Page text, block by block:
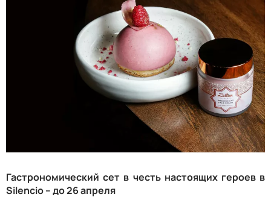
Гастрономический сет в честь настоящих героев в
Silencio– до 26 апреля